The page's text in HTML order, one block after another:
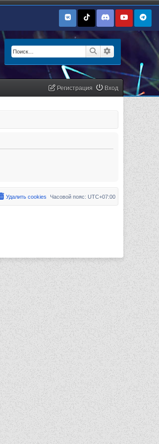
Поиск Расширенный
Вход
Регистрация
Часовой пояс: UTC+07:00
Удалить cookies